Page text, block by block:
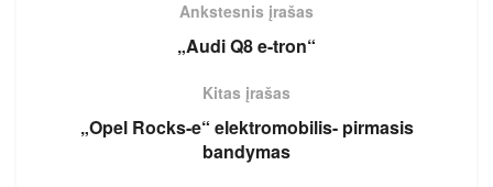
Ankstesnis įrašas
„Audi Q8 e-tron“
Kitas įrašas
„Opel Rocks-e“ elektromobilis- pirmasis
bandymas